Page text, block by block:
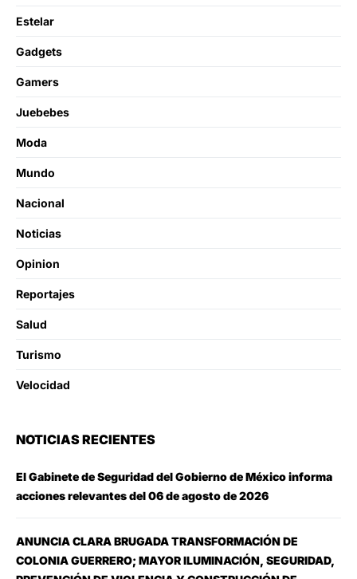
Estelar
Gadgets
Gamers
Juebebes
Moda
Mundo
Nacional
Noticias
Opinion
Reportajes
Salud
Turismo
Velocidad
NOTICIAS RECIENTES
El Gabinete de Seguridad del Gobierno de México informa
acciones relevantes del 06 de agosto de 2026
ANUNCIA CLARA BRUGADA TRANSFORMACIÓN DE
COLONIA GUERRERO; MAYOR ILUMINACIÓN, SEGURIDAD,